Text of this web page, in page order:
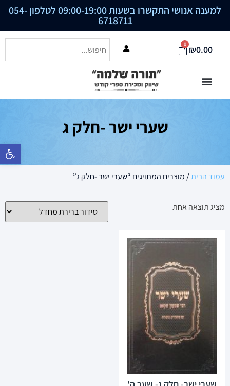
פתח סרגל
למענה אנושי התקשרו בשעות 09:00-19:00 לטלפון 054-
6718711
₪0.00
0
שערי ישר -חלק ג
עמוד הבית/ מוצרים המתויגים “שערי ישר -חלק ג”
מציג תוצאה אחת